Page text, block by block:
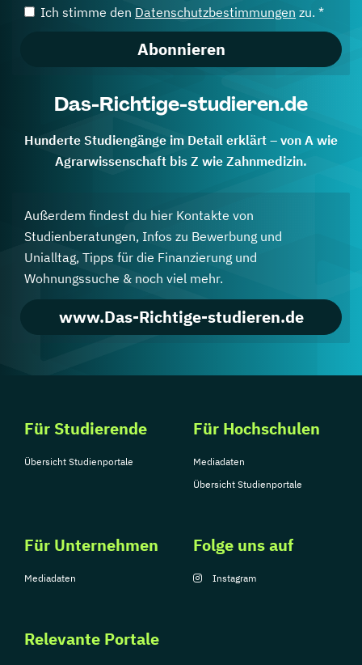
Ich stimme den Datenschutzbestimmungen zu. *
Abonnieren
Das-Richtige-studieren.de
Hunderte Studiengänge im Detail erklärt – von A wie
Agrarwissenschaft bis Z wie Zahnmedizin.
Außerdem findest du hier Kontakte von
Studienberatungen, Infos zu Bewerbung und
Unialltag, Tipps für die Finanzierung und
Wohnungssuche & noch viel mehr.
www.Das-Richtige-studieren.de
Für Studierende
Übersicht Studienportale
Für Hochschulen
Mediadaten
Übersicht Studienportale
Für Unternehmen
Mediadaten
Relevante Portale
Folge uns auf
Instagram